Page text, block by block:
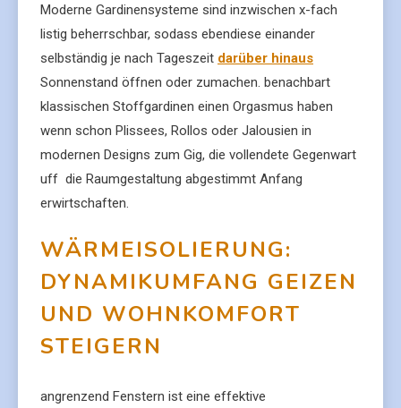
Moderne Gardinensysteme sind inzwischen x-fach
listig beherrschbar, sodass ebendiese einander
selbständig je nach Tageszeit darüber hinaus
Sonnenstand öffnen oder zumachen. benachbart
klassischen Stoffgardinen einen Orgasmus haben
wenn schon Plissees, Rollos oder Jalousien in
modernen Designs zum Gig, die vollendete Gegenwart
uff die Raumgestaltung abgestimmt Anfang
erwirtschaften.
WÄRMEISOLIERUNG:
DYNAMIKUMFANG GEIZEN
UND WOHNKOMFORT
STEIGERN
angrenzend Fenstern ist eine effektive